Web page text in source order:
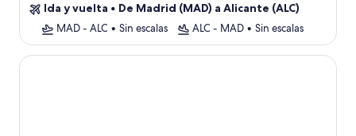
Ida y vuelta • De Madrid (MAD) a Alicante (ALC)
MAD - ALC • Sin escalas ALC - MAD • Sin escalas
Blue Line Apartment Hotel